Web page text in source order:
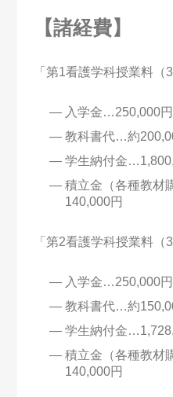
【諸経費】
「第1看護学科授業料（3
入学金…250,000円
教科書代…約
学生納付金
積立金（各種教材
140,000円
「第2看護学科授業料（3
入学金…250,000円
教科書代…約
学生納付金
積立金（各種教材
140,000円